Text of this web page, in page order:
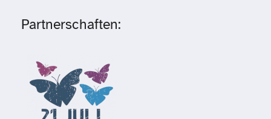
Partnerschaften: